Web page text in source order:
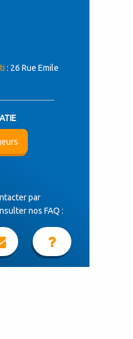
: 26 Rue Emile
par
nos FAQ :